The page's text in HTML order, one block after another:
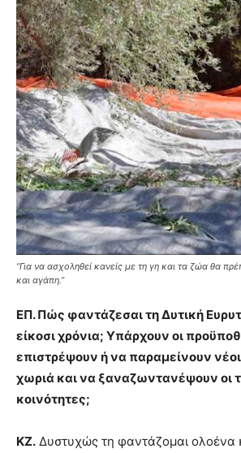
‘‘Για να ασχοληθεί κανείς με τη γη και τα ζώα θα
και αγάπη.’’
ΕΠ. Πώς φαντάζεσαι τη Δυτική
είκοσι χρόνια; Υπάρχουν οι
επιστρέψουν ή να παραμείνουν
χωριά και να ξαναζωντανέψουν οι
κοινότητες;
ΚΖ. Δυστυχώς τη φαντάζομαι ολοένα